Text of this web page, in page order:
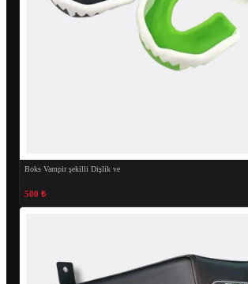
Boks Vampir şekilli Dişlik ve
500 ₺